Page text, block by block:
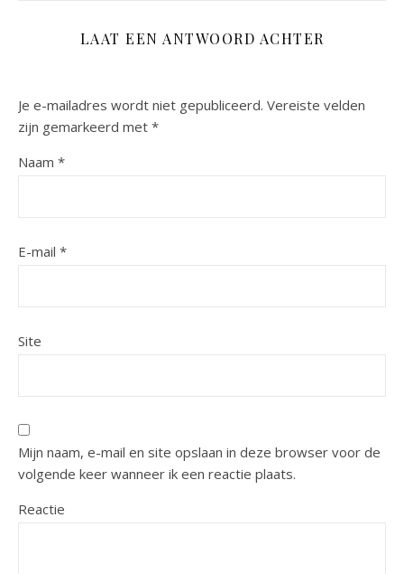
LAAT EEN ANTWOORD ACHTER
Je e-mailadres wordt niet gepubliceerd. Vereiste velden
zijn gemarkeerd met *
Naam *
E-mail *
Site
Mijn naam, e-mail en site opslaan in deze browser voor de
volgende keer wanneer ik een reactie plaats.
Reactie